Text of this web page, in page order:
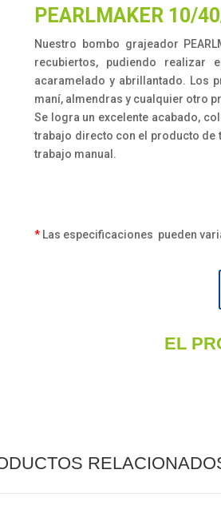
PEARLMAKER 10/
Nuestro bombo grajeador
recubiertos, pudiendo realizar
acaramelado y abrillantado. Los
maní, almendras y cualquier otro
Se logra un excelente acabado,
trabajo directo con el producto de
trabajo manual.
* Las especificaciones pueden
EL